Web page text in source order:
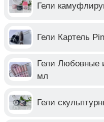
Гели
Гели Картель
Гели Любовные
мл
Гели